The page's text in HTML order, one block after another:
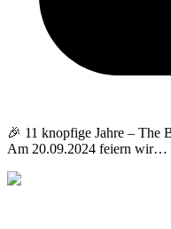
🎉 11 knopfige Jahre – The
Am 20.09.2024 feiern wir…